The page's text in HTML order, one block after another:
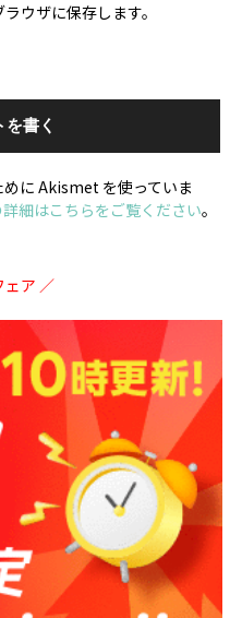
ウザに保存します。
に Akismet を使っていま
細はこちらをご覧ください。
ェア ／